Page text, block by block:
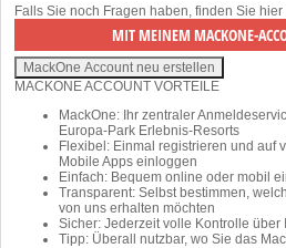
Falls Sie noch Fragen haben, finden Sie hier
MACKONE ACCOUNT VORTEILE
MackOne: Ihr zentraler
Europa-Park Erlebnis-Resorts
Flexibel: Einmal registrieren und auf
Mobile Apps einloggen
Einfach: Bequem online oder mobil
Transparent: Selbst bestimmen,
von uns erhalten möchten
Sicher: Jederzeit volle Kontrolle über
Tipp: Überall nutzbar, wo Sie das